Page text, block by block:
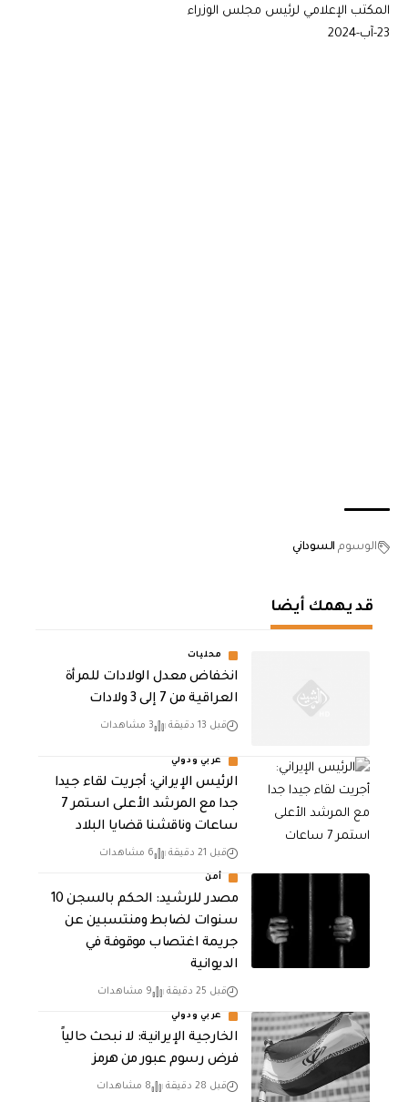
المكتب الإعلامي لرئيس مجلس الوزراء
23-آب-2024
الوسوم السوداني
قد يهمك أيضا
محليات
انخفاض معدل الولادات للمرأة
العراقية من 7 إلى 3 ولادات
قبل 13 دقيقة 3 مشاهدات
عربي ودولي
الرئيس الإيراني: أجريت لقاء جيدا
جدا مع المرشد الأعلى استمر 7
ساعات وناقشنا قضايا البلاد
قبل 21 دقيقة 6 مشاهدات
أمن
مصدر للرشيد: الحكم بالسجن 10
سنوات لضابط ومنتسبين عن
جريمة اغتصاب موقوفة في
الديوانية
قبل 25 دقيقة 9 مشاهدات
عربي ودولي
الخارجية الإيرانية: لا نبحث حالياً
فرض رسوم عبور من هرمز
قبل 28 دقيقة 8 مشاهدات